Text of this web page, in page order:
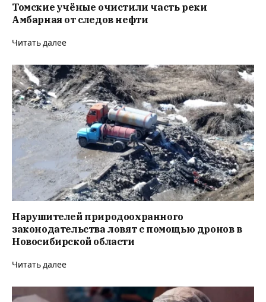
Томские учёные очистили часть реки
Амбарная от следов нефти
Читать далее
Нарушителей природоохранного
законодательства ловят с помощью дронов в
Новосибирской области
Читать далее